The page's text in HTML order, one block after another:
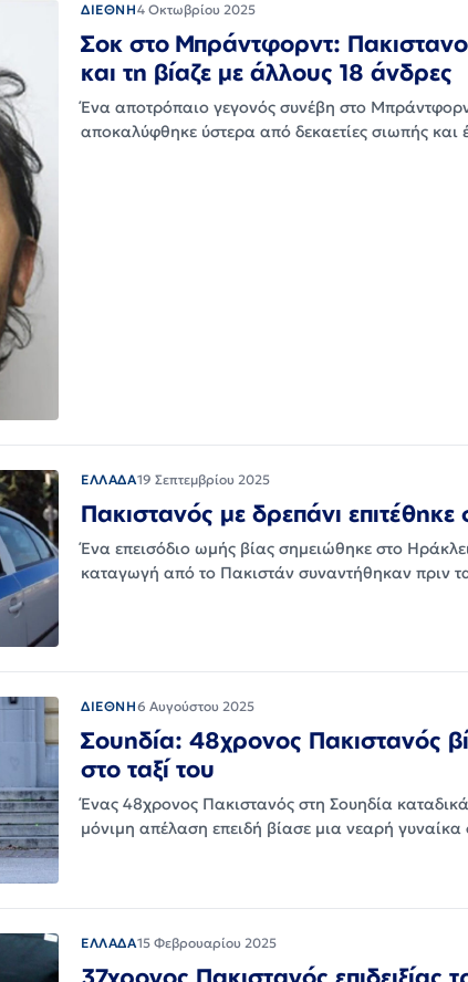
ΔΙΕΘΝΗ4 Οκτωβρίου 2025
Σοκ στο Μπράντφορντ:
και τη βίαζε με άλλους 18 άνδρες
Ένα αποτρόπαιο γεγονός συνέβη στο
αποκαλύφθηκε ύστερα από δεκαετίες σιωπής και
ΕΛΛΑΔΑ19 Σεπτεμβρίου 2025
Πακιστανός με δρεπάνι
Ένα επεισόδιο ωμής βίας σημειώθηκε στο
καταγωγή από το Πακιστάν συναντήθηκαν πριν
ΔΙΕΘΝΗ6 Αυγούστου 2025
Σουηδία: 48χρονος Πακιστανός
στο ταξί του
Ένας 48χρονος Πακιστανός στη Σουηδία
μόνιμη απέλαση επειδή βίασε μια νεαρή γυναίκα
ΕΛΛΑΔΑ15 Φεβρουαρίου 2025